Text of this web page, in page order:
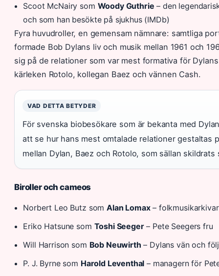
Scoot McNairy som Woody Guthrie – den
och som han besökte på sjukhus (IMDb)
Fyra huvudroller, en gemensam nämnare: samtliga
formade Bob Dylans liv och musik mellan 1961 och
sig på de relationer som var mest formativa för
kärleken Rotolo, kollegan Baez och vännen Cash.
VAD DETTA BETYDER
För svenska biobesökare som är bekanta med
att se hur hans mest omtalade relationer gestaltas
mellan Dylan, Baez och Rotolo, som sällan
Biroller och cameos
Norbert Leo Butz somAlan Lomax–
Eriko Hatsune som Toshi Seeger– Pete Seegers fru
Will Harrison som Bob Neuwirth – Dylans vän och
P. J. Byrne som Harold Leventhal – managern för